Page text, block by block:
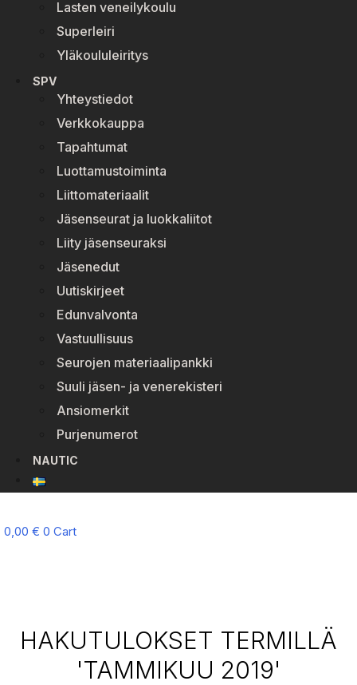
Lasten veneilykoulu
Superleiri
Yläkoululeiritys
SPV
Yhteystiedot
Verkkokauppa
Tapahtumat
Luottamustoiminta
Liittomateriaalit
Jäsenseurat ja luokkaliitot
Liity jäsenseuraksi
Jäsenedut
Uutiskirjeet
Edunvalvonta
Vastuullisuus
Seurojen materiaalipankki
Suuli jäsen- ja venerekisteri
Ansiomerkit
Purjenumerot
NAUTIC
0,00 € 0 Cart
HAKUTULOKSET TERMILLÄ
'TAMMIKUU 2019'